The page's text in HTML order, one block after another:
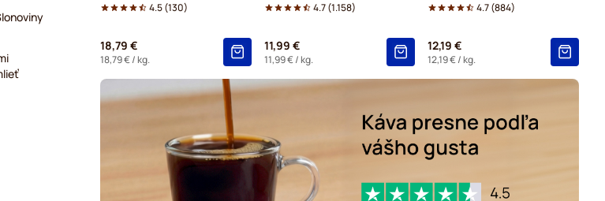
4.5(130)
18,79 €
18,79 €/ kg.
4.7(1.158)
11,99 €
11,99 €/ kg.
4.7(884)
12,19 €
12,19 €/ kg.